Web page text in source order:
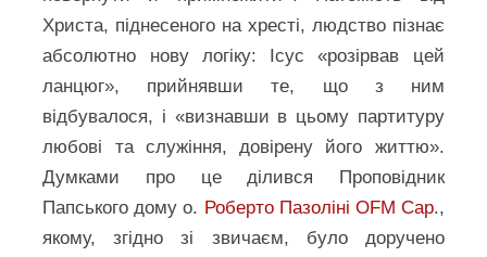
Христа, піднесеного на хресті, людство пізнає
абсолютно нову логіку: Ісус «розірвав цей
ланцюг», прийнявши те, що з ним
відбувалося, і «визнавши в цьому партитуру
любові та служіння, довірену його життю».
Думками про це ділився Проповідник
Папського дому о. Роберто Пазоліні OFM Cap.,
якому, згідно зі звичаєм, було доручено